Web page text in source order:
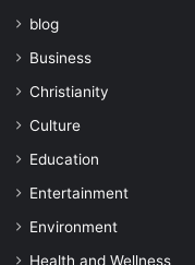
blog
Business
Christianity
Culture
Education
Entertainment
Environment
Health and Wellness